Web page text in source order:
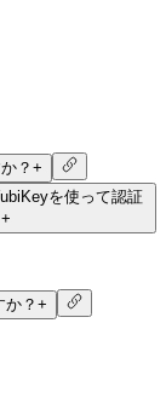
？ +
を使って認証
+
？ +